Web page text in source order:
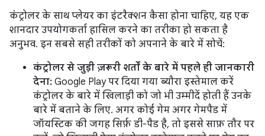
कंट्रोलर के साथ प्लेयर का इंटरैक्शन कैसा होना चाहिए, यह एक
शानदार उपयोगकर्ता हासिल करने का तरीका हो सकता है
अनुभव. इन सबसे सही तरीकों को अपनाने के बारे में सोचें:
कंट्रोलर से जुड़ी ज़रूरी शर्तों के बारे में पहले ही जानकारी
देना: Google Play पर दिया गया ब्यौरा इस्तेमाल करें
कंट्रोलर के बारे में खिलाड़ी को जो भी उम्मीदें होती हैं उनके
बारे में बताने के लिए. अगर कोई गेम अगर गेमपैड में
जॉयस्टिक की जगह सिर्फ़ डी-पैड है, तो इससे साफ़ तौर पर